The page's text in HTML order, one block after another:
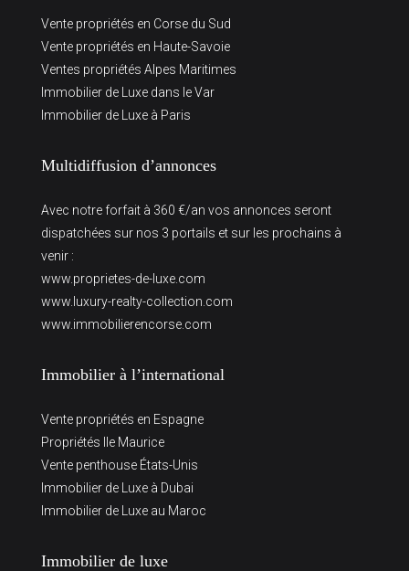
Vente propriétés en Corse du Sud
Vente propriétés en Haute-Savoie
Ventes propriétés Alpes Maritimes
Immobilier de Luxe dans le Var
Immobilier de Luxe à Paris
Multidiffusion d’annonces
Avec notre forfait à 360 €/an vos annonces seront
dispatchées sur nos 3 portails et sur les prochains à
venir :
www.proprietes-de-luxe.com
www.luxury-realty-collection.com
www.immobilierencorse.com
Immobilier à l’international
Vente propriétés en Espagne
Propriétés Ile Maurice
Vente penthouse États-Unis
Immobilier de Luxe à Dubai
Immobilier de Luxe au Maroc
Immobilier de luxe